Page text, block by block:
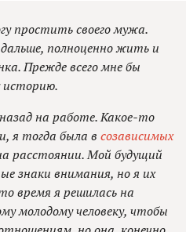
простить своего мужа.
полноценно жить и
Прежде всего мне бы
историю.
на работе. Какое-то
я тогда была в созависимых
расстоянии. Мой будущий
знаки внимания, но я их
время я решилась на
молодому человеку, чтобы